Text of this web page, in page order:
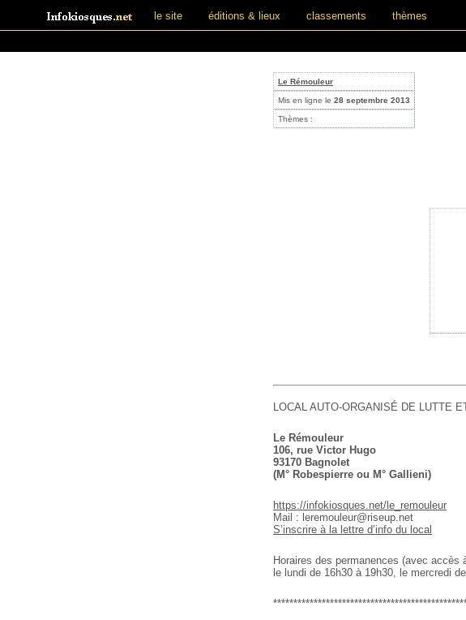
le site éditions & lieux classements thèmes
Le Rémouleur
Mis en ligne le 28 septembre 2013
Thèmes :
LOCAL AUTO-ORGANISÉ DE LUTTE
Le Rémouleur
106, rue Victor Hugo
93170 Bagnolet
(M° Robespierre ou M° Gallieni)
https://infokiosques.net/le_remouleur
Mail : leremouleur@riseup.net
S’inscrire à la lettre d’info du local
Horaires des permanences (avec accès
le lundi de 16h30 à 19h30, le mercredi